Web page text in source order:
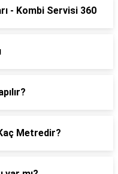
- Kombi Servisi 360
Metredir?